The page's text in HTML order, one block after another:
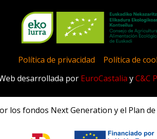
Política de privacidad
Política de
desarrollada por EuroCastalia y C&C
los fondos Next Generation y el Plan